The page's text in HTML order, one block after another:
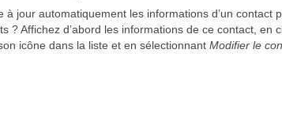
à jour automatiquement les informations d’un contact
? Affichez d’abord les informations de ce contact, en
icône dans la liste et en sélectionnant Modifier le